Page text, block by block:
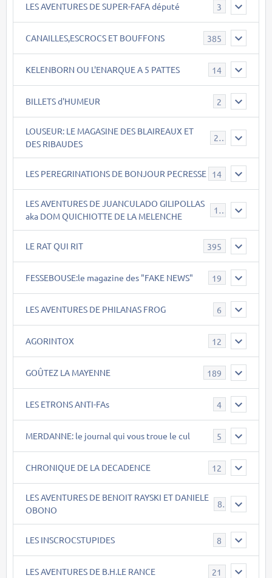
LES AVENTURES DE SUPER-FAFA député 3
CANAILLES,ESCROCS ET BOUFFONS 385
KELENBORN OU L'ENARQUE A 5 PATTES 14
BILLETS d'HUMEUR 2
LOUSEUR: LE MAGASINE DES BLAIREAUX ET
DES RIBAUDES
21
LES PEREGRINATIONS DE BONJOUR PECRESSE 14
LES AVENTURES DE JUANCULADO GILIPOLLAS
aka DOM QUICHIOTTE DE LA MELENCHE
119
LE RAT QUI RIT 395
FESSEBOUSE:le magazine des "FAKE NEWS" 19
LES AVENTURES DE PHILANAS FROG 6
AGORINTOX 12
GOÛTEZ LA MAYENNE 189
LES ETRONS ANTI-FAs 4
MERDANNE: le journal qui vous troue le cul 5
CHRONIQUE DE LA DECADENCE 12
LES AVENTURES DE BENOIT RAYSKI ET DANIELE
OBONO
8
LES INSCROCSTUPIDES 8
LES AVENTURES DE B.H.LE RANCE 21